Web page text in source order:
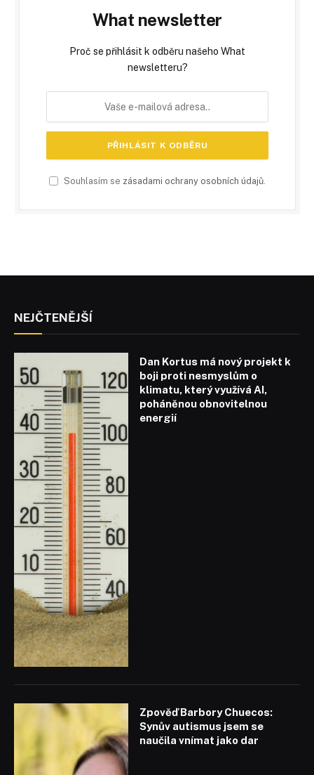
What newsletter
Proč se přihlásit k odběru našeho What
newsletteru?
Souhlasím se zásadami ochrany osobních údajů
NEJČTENĚJŠÍ
Dan Kortus má nový projekt k
boji proti nesmyslům o
klimatu, který využívá AI,
poháněnou obnovitelnou
energií
Zpověď Barbory Chuecos:
Synův autismus jsem se
naučila vnímat jako dar